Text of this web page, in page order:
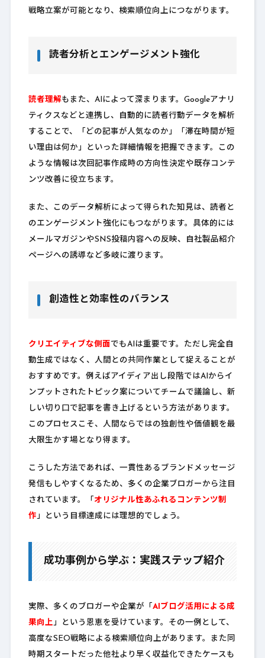
戦略立案が可能となり、検索順位向上につながります。
読者分析とエンゲージメント強化
読者理解もまた、AIによって深まります。Googleアナリ
ティクスなどと連携し、自動的に読者行動データを解析
することで、「どの記事が人気なのか」「滞在時間が短
い理由は何か」といった詳細情報を把握できます。この
ような情報は次回記事作成時の方向性決定や既存コンテ
ンツ改善に役立ちます。
また、このデータ解析によって得られた知見は、読者と
のエンゲージメント強化にもつながります。具体的には
メールマガジンやSNS投稿内容への反映、自社製品紹介
ページへの誘導など多岐に渡ります。
創造性と効率性のバランス
クリエイティブな側面 でもAIは重要です。ただし完全自
動生成ではなく、人間との共同作業として捉えることが
おすすめです。例えばアイディア出し段階ではAIからイ
ンプットされたトピック案についてチームで議論し、新
しい切り口で記事を書き上げるという方法があります。
このプロセスこそ、人間ならではの独創性や価値観を最
大限生かす場となり得ます。
こうした方法であれば、一貫性あるブランドメッセージ
発信もしやすくなるため、多くの企業ブロガーから注目
されています。「 オリジナル性あふれるコンテンツ制
作」という目標達成には理想的でしょう。
成功事例から学ぶ：実践ステップ紹介
実際、多くのブロガーや企業が「 AIブログ活用による成
果向上」という恩恵を受けています。その一例として、
高度なSEO戦略による検索順位向上があります。また同
時期スタートだった他社より早く収益化できたケースも